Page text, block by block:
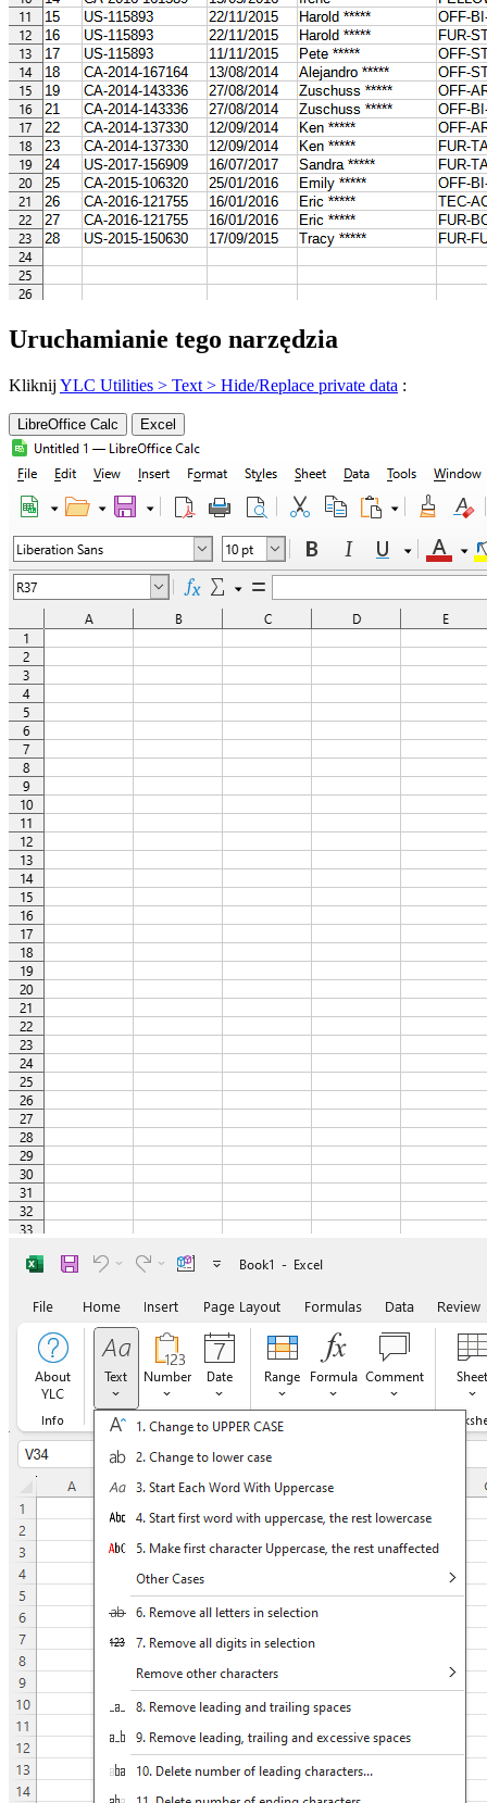
Uruchamianie tego narzędzia
Kliknij YLC Utilities > Text > Hide/Replace private data :
LibreOffice Calc Excel